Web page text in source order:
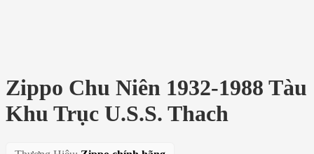
Zippo Chu Niên 1932-1988 Tàu
Khu Trục U.S.S. Thach